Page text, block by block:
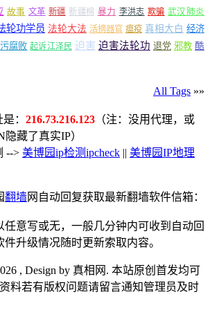
故事 文革 新疆 新疆棉 暴力 李洪志 欺骗 武汉肺炎
轮功学员 法轮大法 活摘器官 瘟疫 真相大白 经济
腐败 起诉江泽民 迫害 迫害法轮功 退党 邪教 酷
All Tags »»
： 216.73.216.123 （注：没用代理，或
藏了真实IP）
--> 美博园ip检测ipcheck || 美博园IP地理
翻墙网自动回复获取最新翻墙软件信箱：
任意写或无，一般几分钟内可收到自动回
升级情况随时更新索取内容。
, Design by 真相网. 本站原创首发均可
料若有版权问题请留言通知管理员及时